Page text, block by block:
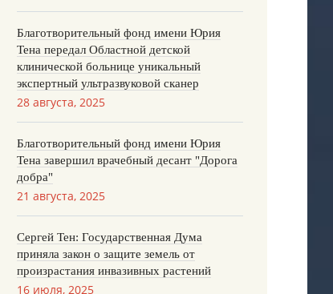
Благотворительный фонд имени Юрия
Тена передал Областной детской
клинической больнице уникальный
экспертный ультразвуковой сканер
28 августа, 2025
Благотворительный фонд имени Юрия
Тена завершил врачебный десант "Дорога
добра"
21 августа, 2025
Сергей Тен: Государственная Дума
приняла закон о защите земель от
произрастания инвазивных растений
16 июля, 2025